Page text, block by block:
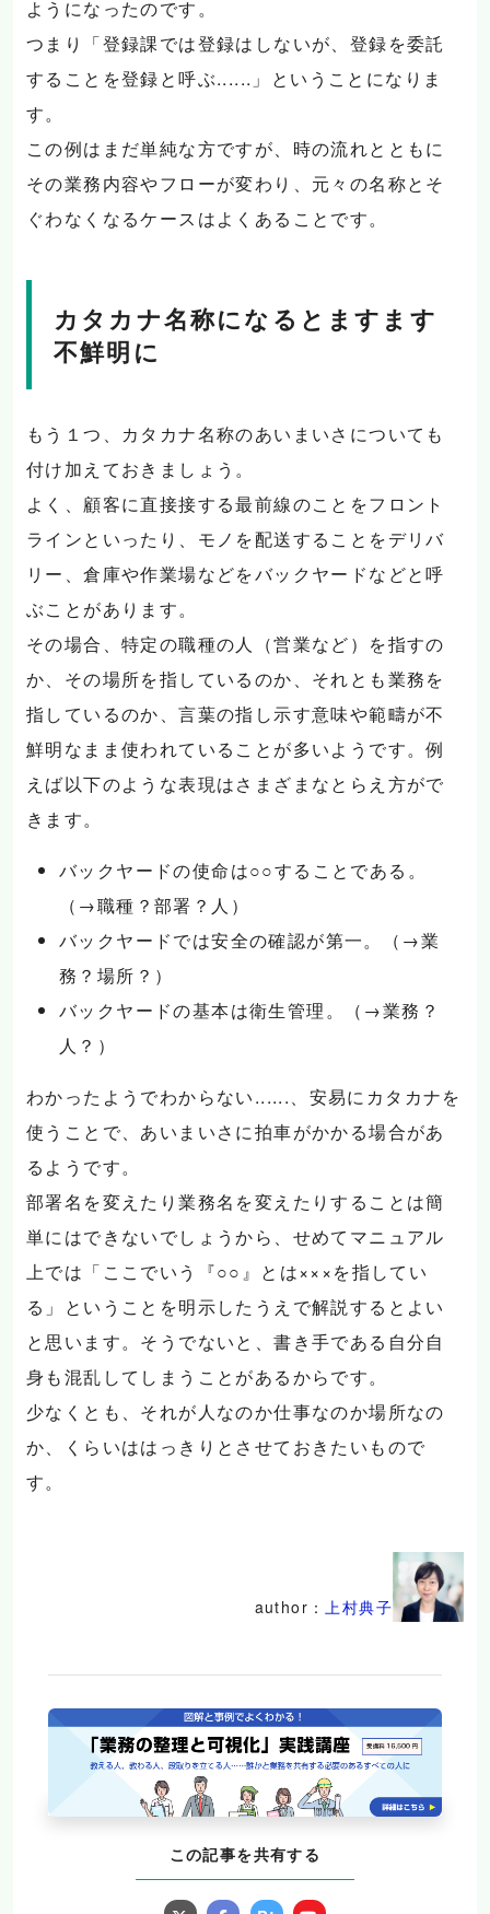
ようになったのです。
つまり「登録課では登録はしないが、登録を委託
することを登録と呼ぶ......」ということになりま
す。
この例はまだ単純な方ですが、時の流れとともに
その業務内容やフローが変わり、元々の名称とそ
ぐわなくなるケースはよくあることです。
カタカナ名称になるとますます
不鮮明に
もう１つ、カタカナ名称のあいまいさについても
付け加えておきましょう。
よく、顧客に直接接する最前線のことをフロント
ラインといったり、モノを配送することをデリバ
リー、倉庫や作業場などをバックヤードなどと呼
ぶことがあります。
その場合、特定の職種の人（営業など）を指すの
か、その場所を指しているのか、それとも業務を
指しているのか、言葉の指し示す意味や範疇が不
鮮明なまま使われていることが多いようです。例
えば以下のような表現はさまざまなとらえ方がで
きます。
バックヤードの使命は○○することである。
（→職種？部署？人）
バックヤードでは安全の確認が第一。（→業
務？場所？）
バックヤードの基本は衛生管理。（→業務？
人？）
わかったようでわからない......、安易にカタカナを
使うことで、あいまいさに拍車がかかる場合があ
るようです。
部署名を変えたり業務名を変えたりすることは簡
単にはできないでしょうから、せめてマニュアル
上では「ここでいう『○○』とは×××を指してい
る」ということを明示したうえで解説するとよい
と思います。そうでないと、書き手である自分自
身も混乱してしまうことがあるからです。
少なくとも、それが人なのか仕事なのか場所なの
か、くらいははっきりとさせておきたいもので
す。
author：上村典子
この記事を共有する